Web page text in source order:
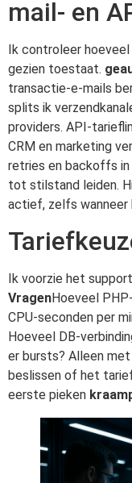
mail- en
Ik controleer
gezien toestaat.
transactie-e-mails
splits ik
providers. API-
CRM en marketing
retries en backoffs
tot stilstand leiden.
actief, zelfs
Ik voorzie het
VragenHoeveel
CPU-seconden per
Hoeveel DB-
er bursts? Alleen
beslissen of het
eerste pieken